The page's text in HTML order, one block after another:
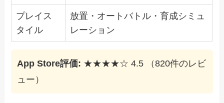
プレイス
タイル
放置・オートバトル・育成シミュ
レーション
App Store評価: ★★★★☆ 4.5 （820件のレビ
ュー）